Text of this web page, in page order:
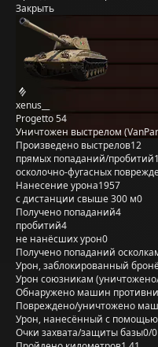
Закрыть
xenus__
Progetto 54
Уничтожен выстрелом
Произведено выстрелов12
прямых попаданий/пробитий
осколочно-фугасных
Нанесение урона1957
с дистанции свыше 300 м0
Получено попаданий4
пробитий4
не нанёсших урон0
Получено попаданий
Урон, заблокированный
Урон союзникам
Обнаружено машин
Повреждено/уничтожено
Урон, нанесённый с помощью
Очки захвата/защиты базы0/0